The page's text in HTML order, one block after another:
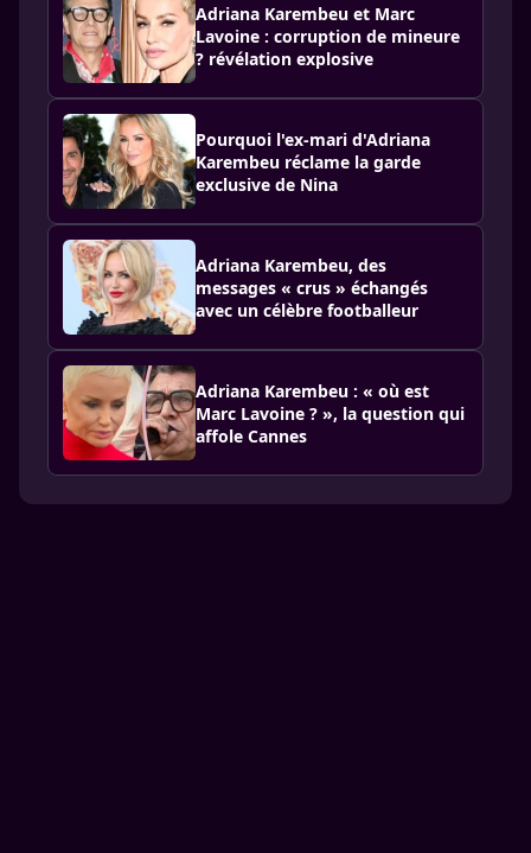
Adriana Karembeu et Marc
Lavoine : corruption de mineure
? révélation explosive
Pourquoi l'ex-mari d'Adriana
Karembeu réclame la garde
exclusive de Nina
Adriana Karembeu, des
messages « crus » échangés
avec un célèbre footballeur
Adriana Karembeu : « où est
Marc Lavoine ? », la question qui
affole Cannes